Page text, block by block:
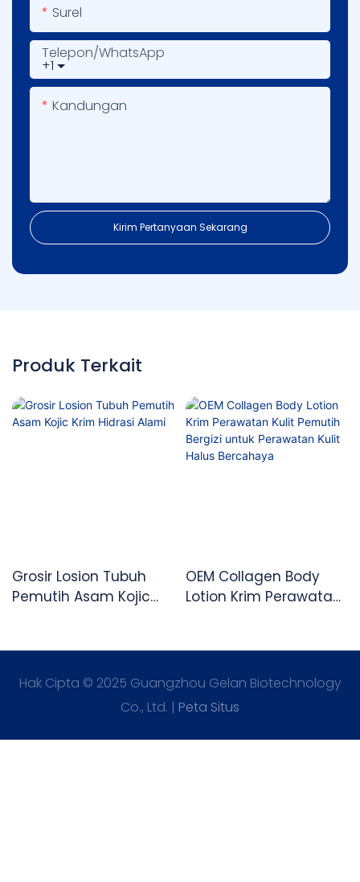
Surel
+1
Telepon/WhatsApp
Kandungan
Kirim Pertanyaan Sekarang
Produk Terkait
Grosir Losion Tubuh
Pemutih Asam Kojic
OEM Collagen Body
Lotion Krim Perawatan
Halus Bercahaya
Hak Cipta © 2025 Guangzhou Gelan Biotechnology
Co., Ltd. | Peta Situs